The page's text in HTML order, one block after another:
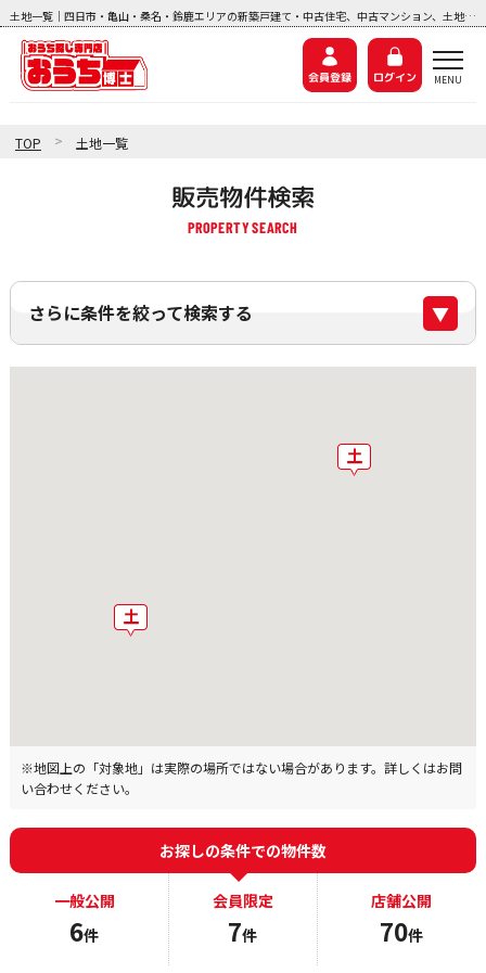
土地一覧｜四日市・亀山・桑名・鈴鹿エリアの新築戸建て・中古住宅、中古マンション、土地探しなら『おうち博士ナビ』
会員登録 ログイン
TOP > 土地一覧
販売物件検索
さらに条件を絞って検索する
※地図上の「対象地」は実際の場所ではない場合があります。詳しくはお問
い合わせください。
お探しの条件での物件数
一般公開
6件
会員限定
7件
店舗公開
70件